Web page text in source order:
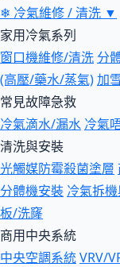
❄ 冷氣維修 / 清洗 ▼
家用冷氣系列
窗口機維修/清洗 分
(高壓/藥水/蒸氣)加
常見故障急救
冷氣滴水/漏水 冷氣
清洗與安裝
光觸媒防霉殺菌塗層
分體機安裝 冷氣拆
板/洗窿
商用中央系統
中央空調系統VRV/